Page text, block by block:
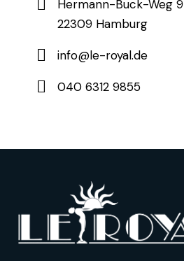
Hermann-Buck-Weg 9
22309 Hamburg
info@le-royal.de
040 6312 9855